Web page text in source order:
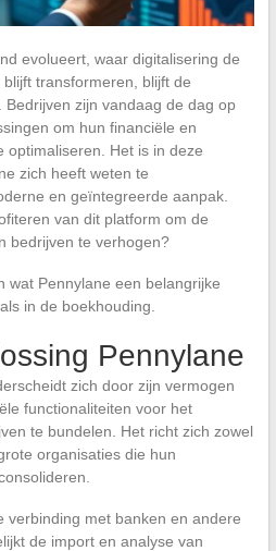
evolueert, waar digitalisering de
transformeren, blijft de
zijn vandaag de dag op
om hun financiële en
optimaliseren. Het is in deze
zich heeft weten te
en geïntegreerde aanpak.
van dit platform om de
bedrijven te verhogen?
wat Pennylane een belangrijke
in de boekhouding.
Pennylane
zich door zijn vermogen
functionaliteiten voor het
te bundelen. Het richt zich zowel
organisaties die hun
verbinding met banken en andere
de import en analyse van